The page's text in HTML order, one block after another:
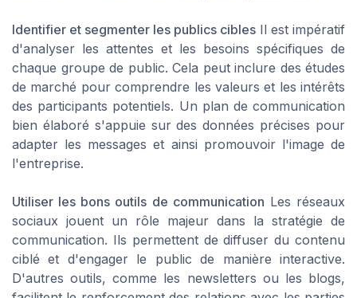
Identifier et segmenter les publics cibles Il est impératif
d'analyser les attentes et les besoins spécifiques de
chaque groupe de public. Cela peut inclure des études
de marché pour comprendre les valeurs et les intérêts
des participants potentiels. Un plan de communication
bien élaboré s'appuie sur des données précises pour
adapter les messages et ainsi promouvoir l'image de
l'entreprise.
Utiliser les bons outils de communication Les réseaux
sociaux jouent un rôle majeur dans la stratégie de
communication. Ils permettent de diffuser du contenu
ciblé et d'engager le public de manière interactive.
D'autres outils, comme les newsletters ou les blogs,